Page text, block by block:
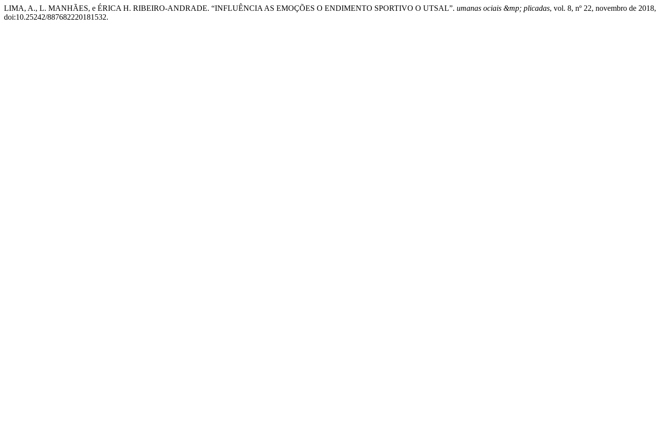
LIMA, A., L. MANHÃES, e ÉRICA H. RIBEIRO-ANDRADE. “INFLUÊNCIA AS EMOÇÕES O ENDIMENTO SPORTIVO O UTSAL”. umanas ociais &mp; plicadas, vol. 8, nº 22, novembro de 2018,
doi:10.25242/887682220181532.